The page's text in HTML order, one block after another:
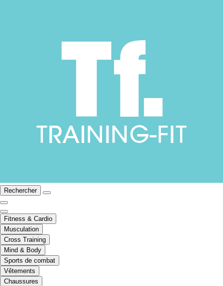
Rechercher
Fitness & Cardio
Musculation
Cross Training
Mind & Body
Sports de combat
Vêtements
Chaussures